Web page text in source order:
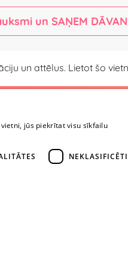
un SAŅEM
un attēlus. Lietot šo
jūs piekrītat visu sīkfailu